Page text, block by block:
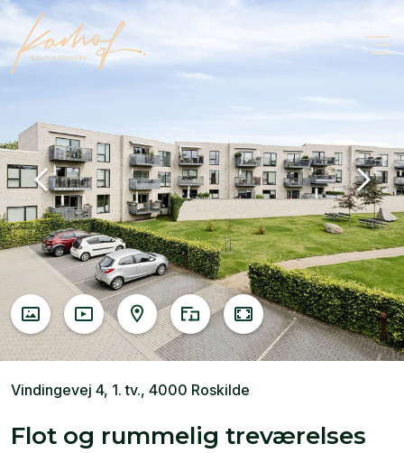
Vindingevej 4, 1. tv., 4000 Roskilde
Flot og rummelig treværelses